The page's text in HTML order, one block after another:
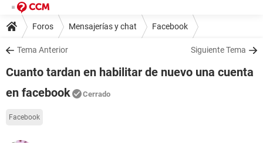
Foros Mensajerías y chat Facebook
Tema Anterior Siguiente Tema
Cuanto tardan en habilitar de nuevo una cuenta
en facebook
Cerrado
Facebook